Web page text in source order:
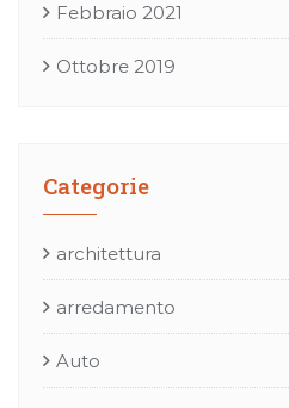
Febbraio 2021
Ottobre 2019
Categorie
architettura
arredamento
Auto